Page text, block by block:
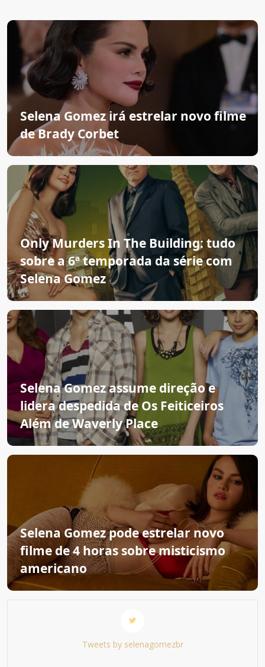
Selena Gomez irá estrelar novo filme
de Brady Corbet
Only Murders In The Building: tudo
sobre a 6ª temporada da série com
Selena Gomez
Selena Gomez assume direção e
lidera despedida de Os Feiticeiros
Além de Waverly Place
Selena Gomez pode estrelar novo
filme de 4 horas sobre misticismo
americano
Tweets by selenagomezbr